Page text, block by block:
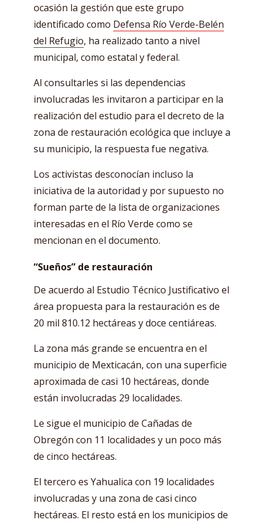
ocasión la gestión que este grupo
identificado como Defensa Río Verde-Belén
del Refugio, ha realizado tanto a nivel
municipal, como estatal y federal.
Al consultarles si las dependencias
involucradas les invitaron a participar en la
realización del estudio para el decreto de la
zona de restauración ecológica que incluye a
su municipio, la respuesta fue negativa.
Los activistas desconocían incluso la
iniciativa de la autoridad y por supuesto no
forman parte de la lista de organizaciones
interesadas en el Río Verde como se
mencionan en el documento.
“Sueños” de restauración
De acuerdo al Estudio Técnico Justificativo el
área propuesta para la restauración es de
20 mil 810.12 hectáreas y doce centiáreas.
La zona más grande se encuentra en el
municipio de Mexticacán, con una superficie
aproximada de casi 10 hectáreas, donde
están involucradas 29 localidades.
Le sigue el municipio de Cañadas de
Obregón con 11 localidades y un poco más
de cinco hectáreas.
El tercero es Yahualica con 19 localidades
involucradas y una zona de casi cinco
hectáreas. El resto está en los municipios de